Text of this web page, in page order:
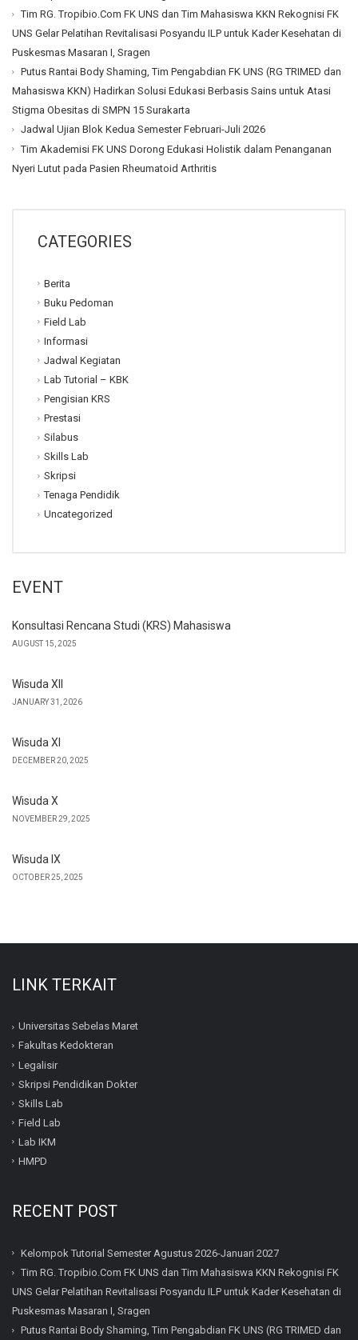
Tim RG. Tropibio.Com FK UNS dan Tim Mahasiswa KKN Rekognisi FK
UNS Gelar Pelatihan Revitalisasi Posyandu ILP untuk Kader Kesehatan di
Puskesmas Masaran I, Sragen
Putus Rantai Body Shaming, Tim Pengabdian FK UNS (RG TRIMED dan
Mahasiswa KKN) Hadirkan Solusi Edukasi Berbasis Sains untuk Atasi
Stigma Obesitas di SMPN 15 Surakarta
Jadwal Ujian Blok Kedua Semester Februari-Juli 2026
Tim Akademisi FK UNS Dorong Edukasi Holistik dalam Penanganan
Nyeri Lutut pada Pasien Rheumatoid Arthritis
CATEGORIES
Berita
Buku Pedoman
Field Lab
Informasi
Jadwal Kegiatan
Lab Tutorial – KBK
Pengisian KRS
Prestasi
Silabus
Skills Lab
Skripsi
Tenaga Pendidik
Uncategorized
EVENT
Konsultasi Rencana Studi (KRS) Mahasiswa
AUGUST 15, 2025
Wisuda XII
JANUARY 31, 2026
Wisuda XI
DECEMBER 20, 2025
Wisuda X
NOVEMBER 29, 2025
Wisuda IX
OCTOBER 25, 2025
LINK TERKAIT
Universitas Sebelas Maret
Fakultas Kedokteran
Legalisir
Skripsi Pendidikan Dokter
Skills Lab
Field Lab
Lab IKM
HMPD
RECENT POST
Kelompok Tutorial Semester Agustus 2026-Januari 2027
Tim RG. Tropibio.Com FK UNS dan Tim Mahasiswa KKN Rekognisi FK
UNS Gelar Pelatihan Revitalisasi Posyandu ILP untuk Kader Kesehatan di
Puskesmas Masaran I, Sragen
Putus Rantai Body Shaming, Tim Pengabdian FK UNS (RG TRIMED dan